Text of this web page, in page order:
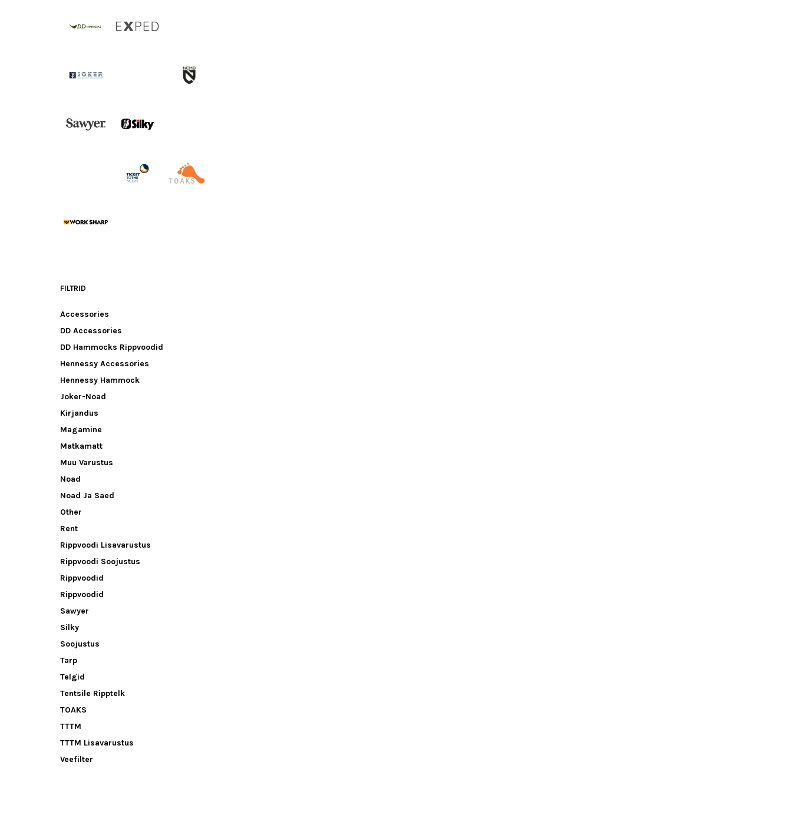
FILTRID
Accessories
DD Accessories
DD Hammocks Rippvoodid
Hennessy Accessories
Hennessy Hammock
Joker-Noad
Kirjandus
Magamine
Matkamatt
Muu Varustus
Noad
Noad Ja Saed
Other
Rent
Rippvoodi Lisavarustus
Rippvoodi Soojustus
Rippvoodid
Rippvoodid
Sawyer
Silky
Soojustus
Tarp
Telgid
Tentsile Ripptelk
TOAKS
TTTM
TTTM Lisavarustus
Veefilter